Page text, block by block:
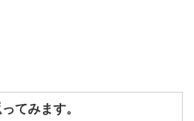
てみます。